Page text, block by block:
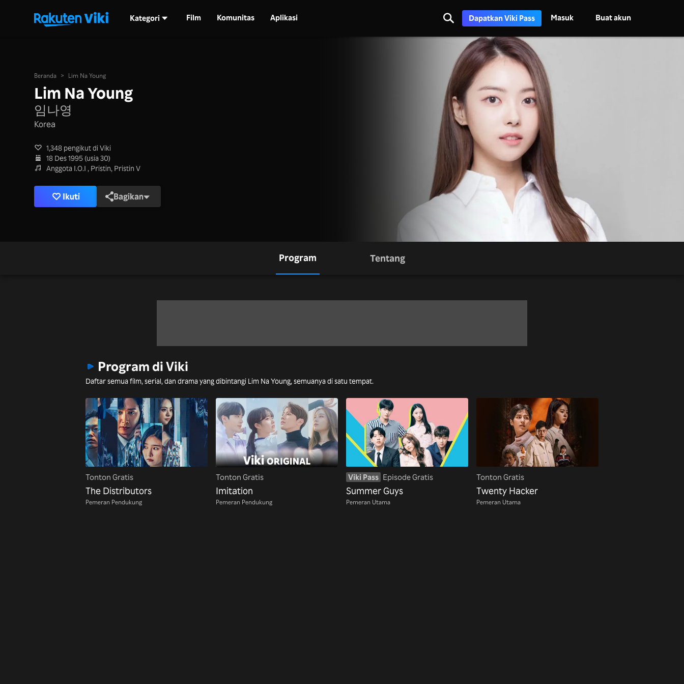
Kategori Film Komunitas Aplikasi Dapatkan Viki Pass Masuk Buat akun
Beranda > Lim Na Young
Lim Na Young
임나영
Korea
1,348 pengikut di Viki
18 Des 1995 (usia 30)
Anggota I.O.I , Pristin, Pristin V
Ikuti Bagikan
Program Tentang
Program di Viki
Daftar semua film, serial, dan drama yang dibintangi Lim Na Young, semuanya di satu tempat.
Tonton Gratis
The Distributors
Pemeran Pendukung
Tonton Gratis
Imitation
Pemeran Pendukung
Viki Pass Episode Gratis
Summer Guys
Pemeran Utama
Tonton Gratis
Twenty Hacker
Pemeran Utama